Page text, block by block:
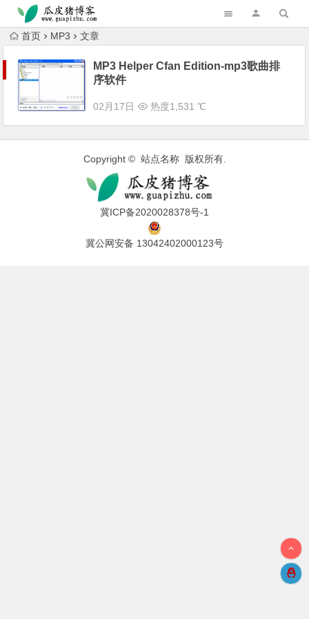
跳转到主内容
首页 MP3 文章
MP3 Helper Cfan Edition-mp3歌曲排
序软件
02月17日 热度1,531 ℃
Copyright © 站点名称 版权所有.
冀ICP备2020028378号-1
冀公网安备 13042402000123号